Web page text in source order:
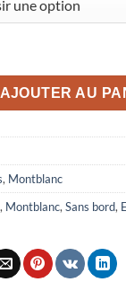
AJOUTER AU
, Montblanc
, Montblanc, Sans bord,